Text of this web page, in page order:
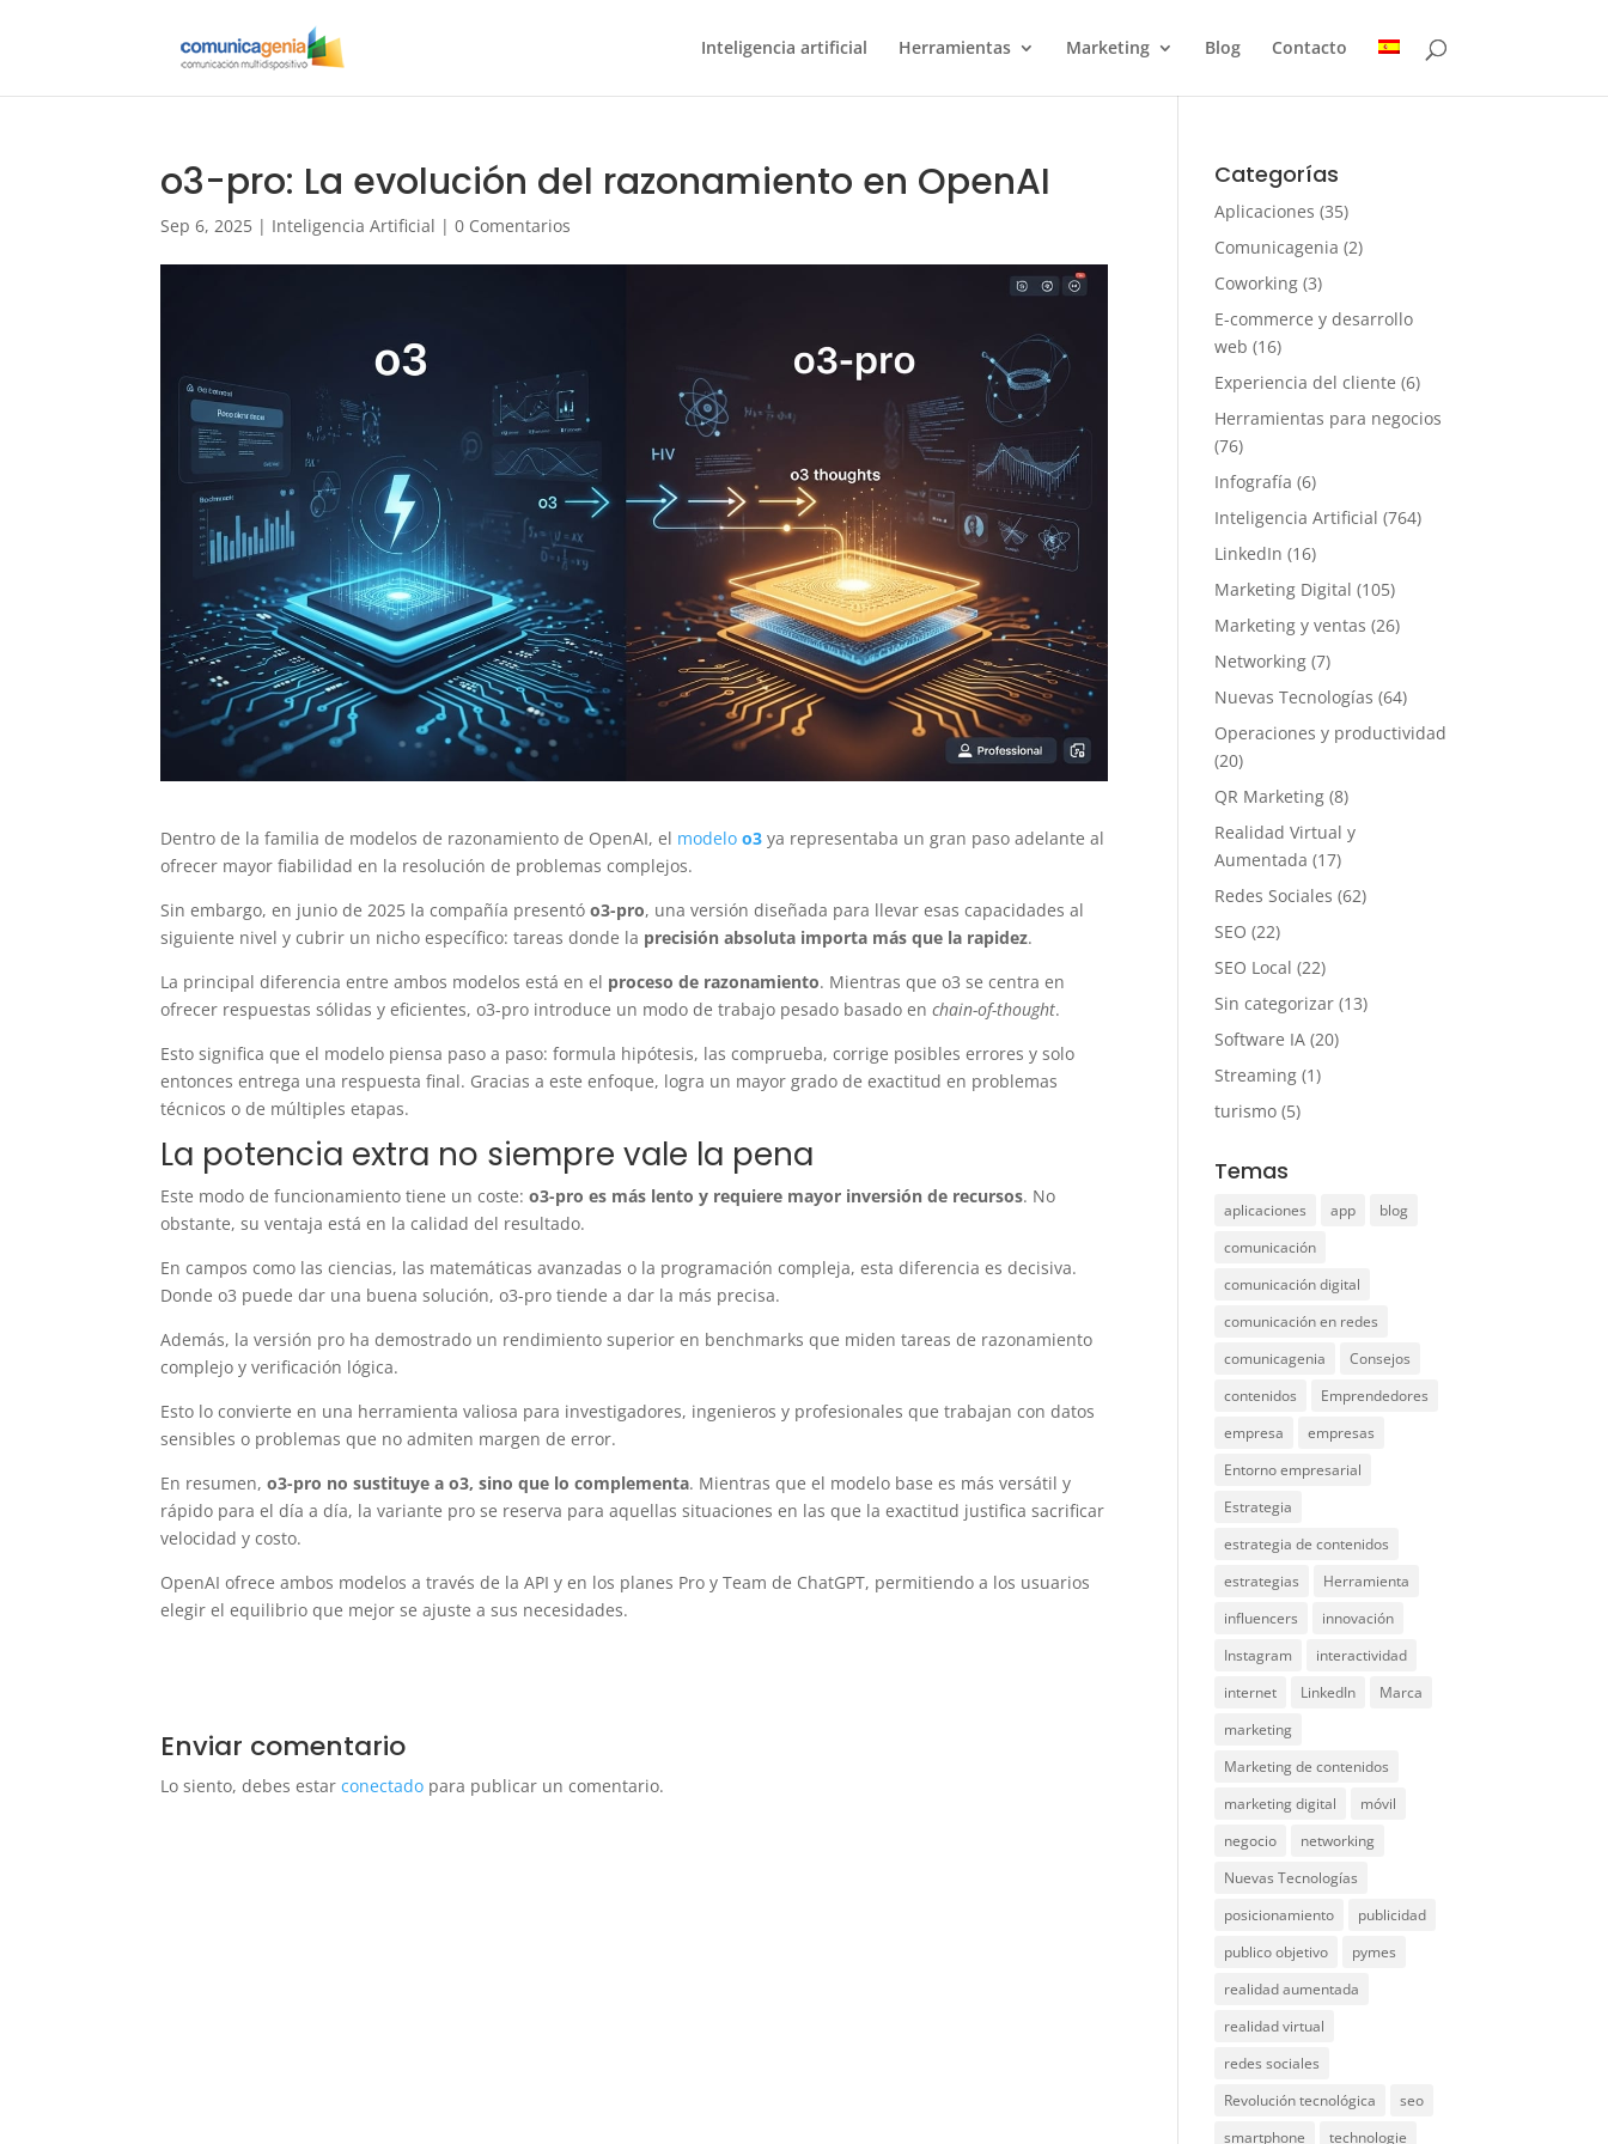
Inteligencia artificial Herramientas Marketing Blog Contacto
o3-pro: La evolución del razonamiento en OpenAI
Sep 6, 2025 | Inteligencia Artificial |0 Comentarios
Dentro de la familia de modelos de razonamiento de OpenAI, el modeloo3 ya representaba un gran paso adelante al
ofrecer mayor fiabilidad en la resolución de problemas complejos.
Sin embargo, en junio de 2025 la compañía presentóo3-pro, una versión diseñada para llevar esas capacidades al
siguiente nivel y cubrir un nicho específico: tareas donde la precisión absoluta importa más que la rapidez.
La principal diferencia entre ambos modelos está en el proceso de razonamiento. Mientras que o3 se centra en
ofrecer respuestas sólidas y eficientes, o3-pro introduce un modo de trabajo pesado basado enchain-of-thought.
Esto significa que el modelo piensa paso a paso: formula hipótesis, las comprueba, corrige posibles errores y solo
entonces entrega una respuesta final. Gracias a este enfoque, logra un mayor grado de exactitud en problemas
técnicos o de múltiples etapas.
La potencia extra no siempre vale la pena
Este modo de funcionamiento tiene un coste:o3-pro es más lento y requiere mayor inversión de recursos. No
obstante, su ventaja está en la calidad del resultado.
En campos como las ciencias, las matemáticas avanzadas o la programación compleja, esta diferencia es decisiva.
Donde o3 puede dar una buena solución, o3-pro tiende a dar la más precisa.
Además, la versión pro ha demostrado un rendimiento superior en benchmarks que miden tareas de razonamiento
complejo y verificación lógica.
Esto lo convierte en una herramienta valiosa para investigadores, ingenieros y profesionales que trabajan con datos
sensibles o problemas que no admiten margen de error.
En resumen,o3-pro no sustituye a o3, sino que lo complementa. Mientras que el modelo base es más versátil y
rápido para el día a día, la variante pro se reserva para aquellas situaciones en las que la exactitud justifica sacrificar
velocidad y costo.
OpenAI ofrece ambos modelos a través de la API y en los planes Pro y Team de ChatGPT, permitiendo a los usuarios
elegir el equilibrio que mejor se ajuste a sus necesidades.
Enviar comentario
Lo siento, debes estarconectado para publicar un comentario.
Categorías
Aplicaciones (35)
Comunicagenia (2)
Coworking (3)
E-commerce y desarrollo
web (16)
Experiencia del cliente (6)
Herramientas para negocios
(76)
Infografía (6)
Inteligencia Artificial (764)
LinkedIn (16)
Marketing Digital (105)
Marketing y ventas (26)
Networking (7)
Nuevas Tecnologías (64)
Operaciones y productividad
(20)
QR Marketing (8)
Realidad Virtual y
Aumentada (17)
Redes Sociales (62)
SEO (22)
SEO Local (22)
Sin categorizar (13)
Software IA (20)
Streaming (1)
turismo (5)
Temas
aplicaciones app
blog
comunicación
comunicación digital
comunicación en redes
comunicagenia
Consejos
contenidos
Emprendedores
empresa
empresas
Entorno empresarial
Estrategia
estrategia de contenidos
estrategias
Herramienta
influencers
innovación
Instagram
interactividad
internet
LinkedIn
Marca
marketing
Marketing de contenidos
marketing digital
móvil
negocio
networking
Nuevas Tecnologías
posicionamiento
publicidad
publico objetivo
pymes
realidad aumentada
realidad virtual
redes sociales
Revolución tecnológica
seo
smartphone
technologie